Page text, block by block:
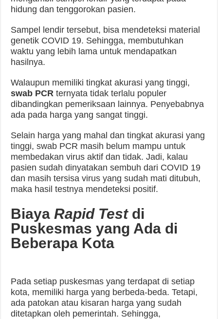
hidung dan tenggorokan pasien.
Sampel lendir tersebut, bisa mendeteksi material
genetik COVID 19. Sehingga, membutuhkan
waktu yang lebih lama untuk mendapatkan
hasilnya.
Walaupun memiliki tingkat akurasi yang tinggi,
swab PCR ternyata tidak terlalu populer
dibandingkan pemeriksaan lainnya. Penyebabnya
ada pada harga yang sangat tinggi.
Selain harga yang mahal dan tingkat akurasi yang
tinggi, swab PCR masih belum mampu untuk
membedakan virus aktif dan tidak. Jadi, kalau
pasien sudah dinyatakan sembuh dari COVID 19
dan masih tersisa virus yang sudah mati ditubuh,
maka hasil testnya mendeteksi positif.
BiayaRapid Testdi
Puskesmas yang Ada di
Beberapa Kota
Pada setiap puskesmas yang terdapat di setiap
kota, memiliki harga yang berbeda-beda. Tetapi,
ada patokan atau kisaran harga yang sudah
ditetapkan oleh pemerintah. Sehingga,